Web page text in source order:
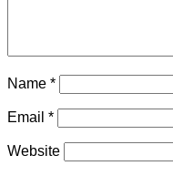
Name *
Email *
Website